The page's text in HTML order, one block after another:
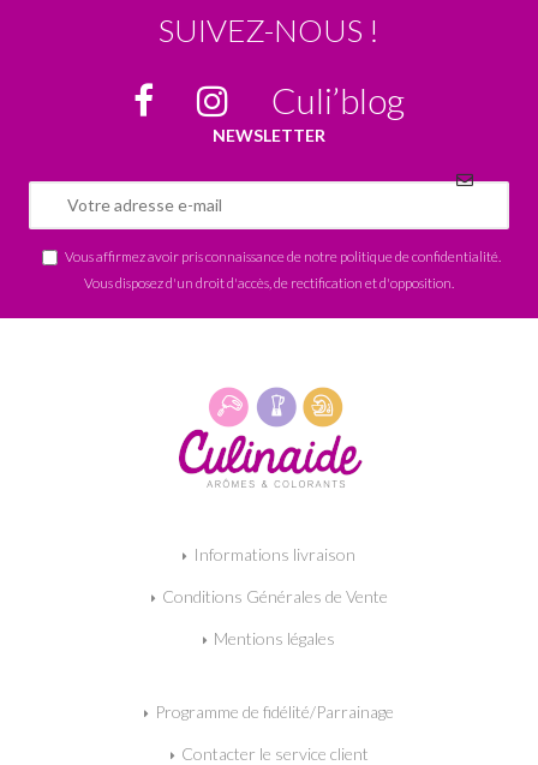
SUIVEZ-NOUS !
Culi’blog
NEWSLETTER
Vous affirmez avoir pris connaissance de notre politique de confidentialité
Vous disposez d'un droit d'accès, de rectification et d'opposition.
Informations livraison
Conditions Générales de Vente
Mentions légales
Programme de fidélité/Parrainage
Contacter le service client